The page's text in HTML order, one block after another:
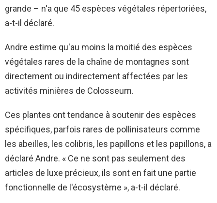
grande – n'a que 45 espèces végétales répertoriées,
a-t-il déclaré.
Andre estime qu'au moins la moitié des espèces
végétales rares de la chaîne de montagnes sont
directement ou indirectement affectées par les
activités minières de Colosseum.
Ces plantes ont tendance à soutenir des espèces
spécifiques, parfois rares de pollinisateurs comme
les abeilles, les colibris, les papillons et les papillons, a
déclaré Andre. « Ce ne sont pas seulement des
articles de luxe précieux, ils sont en fait une partie
fonctionnelle de l'écosystème », a-t-il déclaré.